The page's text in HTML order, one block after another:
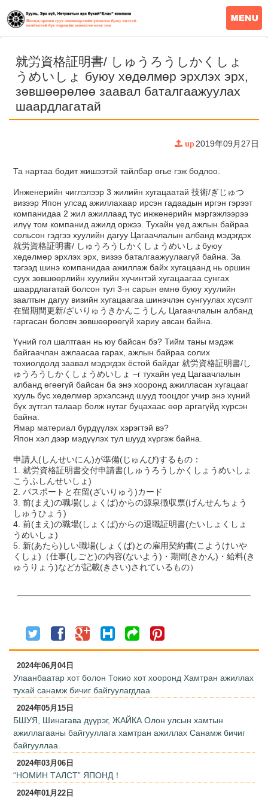
就労資格証明書/ しゅうろうしかくしょ
うめいしょ буюу хөдөлмөр эрхлэх эрх,
зөвшөөрөлөө заавал баталгаажуулах
шаардлагатай
up 2019年09月27日
Та нартаа бодит жишээтэй тайлбар өгье гэж бодлоо.
Инженерийн чиглэлээр 3 жилийн хугацаатай 技術/ぎじゅつ
визээр Япон улсад ажиллахаар ирсэн гадаадын иргэн гэрээт
компанидаа 2 жил ажиллаад тус инженерийн мэргэжлээрээ
илүү том компанид ажилд оржээ. Тухайн үед ажлын байраа
сольсон гэдгээ хуулийн дагуу Цагаачлалын албанд мэдэгдэх
就労資格証明書/ しゅうろうしかくしょうめいしょбуюу
хөдөлмөр эрхлэх эрх, визээ баталгаажуулаагүй байна. За
тэгээд шинэ компанидаа ажиллаж байх хугацаанд нь оршин
суух зөвшөөрлийн хуулийн хүчинтэй хугацаагаа сунгах
шаардлагатай болсон тул 3-н сарын өмнө буюу хуулийн
заалтын дагуу визийн хугацаагаа шинэчлэн сунгуулах хүсэлт
在留期間更新/ざいりゅうきかんこうしん Цагаачлалын албанд
гаргасан боловч зөвшөөрөөгүй хариу авсан байна.
Үүний гол шалтгаан нь юу байсан бэ? Тийм таны мэдэж
байгаачлан ажлаасаа гарах, ажлын байраа солих
тохиолдолд заавал мэдэгдэх ёстой байдаг 就労資格証明書/し
ゅうろうしかくしょうめいしょ –г тухайн үед Цагаачлалын
албанд өгөөгүй байсан ба энэ хооронд ажилласан хугацааг
хууль бус хөдөлмөр эрхэлсэнд шууд тооцдог учир энэ хүний
бүх зүтгэл талаар болж нутаг буцахаас өөр аргагүйд хүрсэн
байна.
Ямар материал бүрдүүлэх хэрэгтэй вэ?
Япон хэл дээр мэдүүлэх тул шууд хүргэж байна.
申請人(しんせいにん)が準備(じゅんび)するもの：
1. 就労資格証明書交付申請書(しゅうろうしかくしょうめいしょ
こうふしんせいしょ)
2. パスポートと在留(ざいりゅう)カード
3. 前(まえ)の職場(しょくば)からの源泉徴収票(げんせんちょう
しゅうひょう)
4. 前(まえ)の職場(しょくば)からの退職証明書(たいしょくしょ
うめいしょ)
5. 新(あたら)しい職場(しょくば)との雇用契約書(こようけいや
くしょ)（仕事(しごと)の内容(ないよう)・期間(きかん)・給料(き
ゅうりょう)などが記載(きさい)されているもの）
2024年06月04日
Улаанбаатар хот болон Токио хот хооронд Хамтран ажиллах
тухай санамж бичиг байгуулагдлаа
2024年05月15日
БШУЯ, Шинагава дүүрэг, ЖАЙКА Олон улсын хамтын
ажиллагааны байгууллага хамтран ажиллах Санамж бичиг
байгууллаа.
2024年03月06日
“НОМИН ТАЛСТ” ЯПОНД！
2024年01月22日